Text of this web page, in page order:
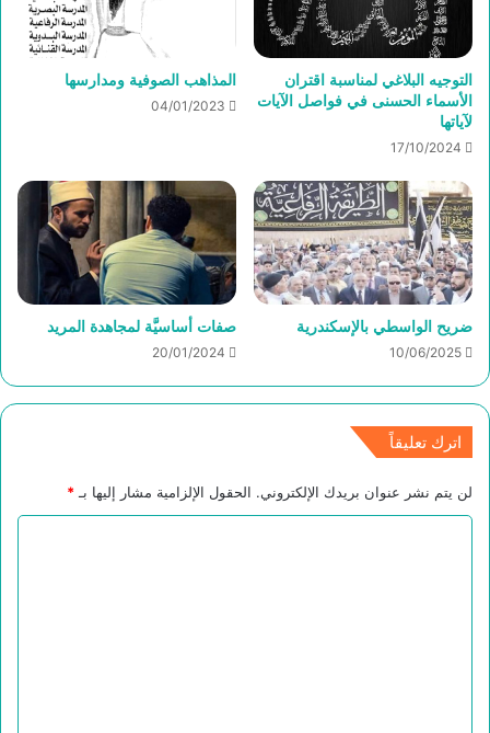
التوجيه البلاغي لمناسبة اقتران
الأسماء الحسنى في فواصل الآيات
لآياتها
17/10/2024
المذاهب الصوفية ومدارسها
04/01/2023
ضريح الواسطي بالإسكندرية
10/06/2025
صفات أساسيَّة لمجاهدة المريد
20/01/2024
اترك تعليقاً
لن يتم نشر عنوان بريدك الإلكتروني. الحقول الإلزامية مشار إليها بـ *